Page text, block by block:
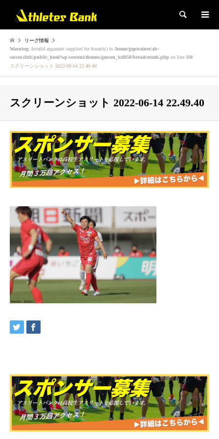
検索
リーグ情報
Warning: Invalid argument supplied for foreach() in /home/gaptrainer/ab-
soccer.club/public_html/wp-content/themes/gensen_tcd050/breadcrumb.php on line 110
スクリーンショット 2022-06-14 22.49.40
スクリーンショット 2022-06-14 22.49.40